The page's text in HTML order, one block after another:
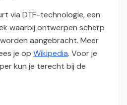
via DTF-technologie, een
waarbij ontwerpen scherp
aangebracht. Meer
je op Wikipedia. Voor je
kun je terecht bij de